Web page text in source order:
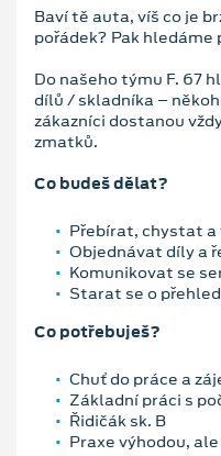
Baví tě auta, víš co je
pořádek? Pak hledáme
Do našeho týmu F. 67
dílů / skladníka –
zákazníci dostanou
zmatků.
Co budeš dělat?
Přebírat, chystat a
Objednávat díly a
Komunikovat se
Starat se o
Co potřebuješ?
Chuť do práce a
Základní práci s
Řidičák sk. B
Praxe výhodou,